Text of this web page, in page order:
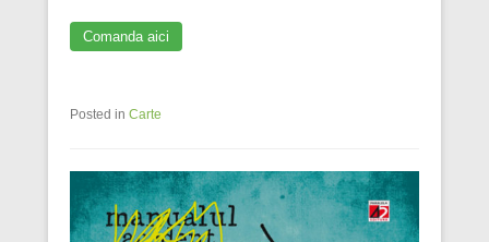
Comanda aici
Posted in Carte